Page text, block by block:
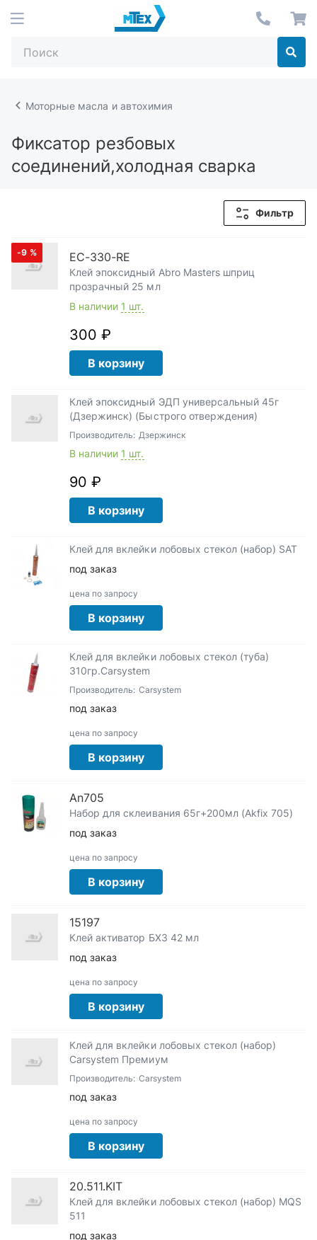
Моторные масла и автохимия
Фиксатор резбовых
соединений,холодная сварка
Фильтр
-9 % EC-330-RE
Клей эпоксидный Abro Masters шприц
прозрачный 25 мл
В наличии 1 шт.
300 ₽
В корзину
Клей эпоксидный ЭДП универсальный 45г
(Дзержинск) (Быстрого отверждения)
Производитель: Дзержинск
В наличии 1 шт.
90 ₽
В корзину
Клей для вклейки лобовых стекол (набор) SAT
под заказ
цена по запросу
В корзину
Клей для вклейки лобовых стекол (туба)
310гр.Carsystem
Производитель: Carsystem
под заказ
цена по запросу
В корзину
An705
Набор для склеивания 65г+200мл (Akfix 705)
под заказ
цена по запросу
В корзину
15197
Клей активатор БХЗ 42 мл
под заказ
цена по запросу
В корзину
Клей для вклейки лобовых стекол (набор)
Carsystem Премиум
Производитель: Carsystem
под заказ
цена по запросу
В корзину
20.511.KIT
Клей для вклейки лобовых стекол (набор) MQS
511
под заказ